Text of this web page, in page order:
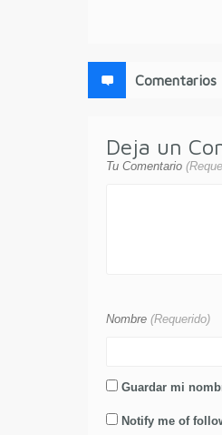
Comentarios
Deja un
Tu Comentario
Nombre (Requerido)
Guardar mi
Notify me of